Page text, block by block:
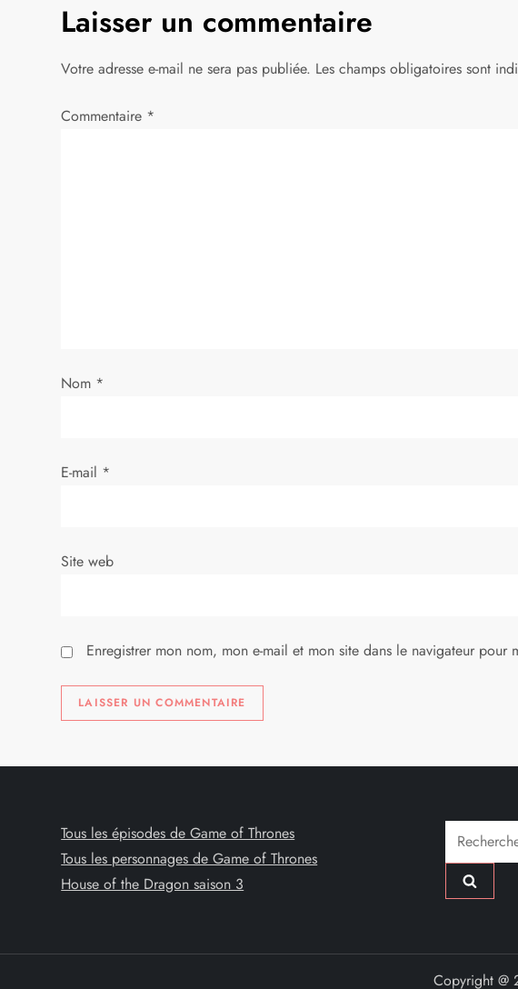
i
g
a
e
t
c
l
Laisser un commentaire
Votre adresse e-mail ne sera pas publiée. Les champs obligatoires sont
Commentaire *
Nom *
E-mail *
Site web
Enregistrer mon nom, mon e-mail et mon site dans le navigateur pour
Tous les épisodes de Game of Thrones
Tous les personnages de Game of Thrones
House of the Dragon saison 3
Rechercher :
Copyright @